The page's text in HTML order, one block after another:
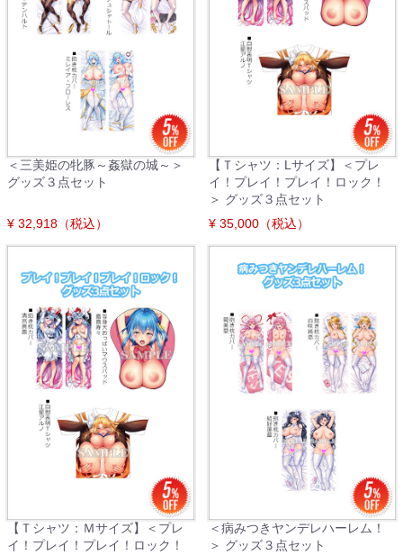
＜三美姫の牝豚～姦獄の城～＞
グッズ３点セット
¥ 32,918（税込）
【Ｔシャツ：Lサイズ】＜プレ
イ！プレイ！プレイ！ロック！
＞ グッズ３点セット
¥ 35,000（税込）
【Ｔシャツ：Ｍサイズ】＜プレ
イ！プレイ！プレイ！ロック！
＜病みつきヤンデレハーレム！
＞ グッズ３点セット